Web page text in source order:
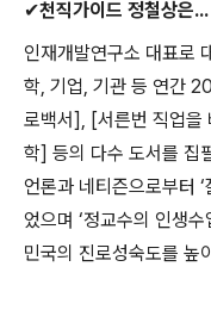
✔천직가이드 정철상은...
인재개발연구소 대표로
학, 기업, 기관 등 연간
로백서 ], [서른번 직업을
학] 등의 다수 도서를 집
언론과 네티즌으로부터 ‘
었으며 ‘정교수의 인생수
민국의 진로성숙도를 높